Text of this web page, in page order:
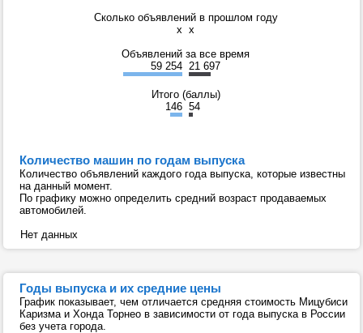
Сколько объявлений в прошлом году
x x
Объявлений за все время
59 254 21 697
Итого (баллы)
146 54
Количество машин по годам выпуска
Количество объявлений каждого года выпуска, которые известны
на данный момент.
По графику можно определить средний возраст продаваемых
автомобилей.
Нет данных
Годы выпуска и их средние цены
График показывает, чем отличается средняя стоимость Мицубиси
Каризма и Хонда Торнео в зависимости от года выпуска в России
без учета города.